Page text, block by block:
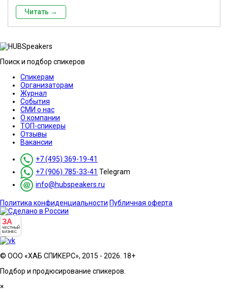
Читать →
Поиск и подбор спикеров
Спикерам
Организаторам
Журнал
События
СМИ о нас
О компании
ТОП-спикеры
Отзывы
Вакансии
+7 (495) 369-19-41
+7 (906) 785-33-41 Telegram
info@hubspeakers.ru
Политика конфиденциальности Публичная оферта
ЗА
ЧЕСТНЫЙ
БИЗНЕС
© ООО «ХАБ СПИКЕРС», 2015 - 2026. 18+
Подбор и продюсирование спикеров.
×